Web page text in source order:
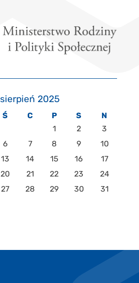
sierpień 2025
Ś C P S
N
1
2
3
6 7 8 9
10
13 14 15 16
17
20 21 22 23
24
27 28 29 30 31